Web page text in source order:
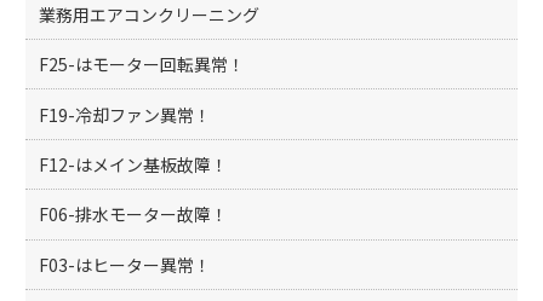
業務用エアコンクリーニング
F25-はモーター回転異常！
F19-冷却ファン異常！
F12-はメイン基板故障！
F06-排水モーター故障！
F03-はヒーター異常！